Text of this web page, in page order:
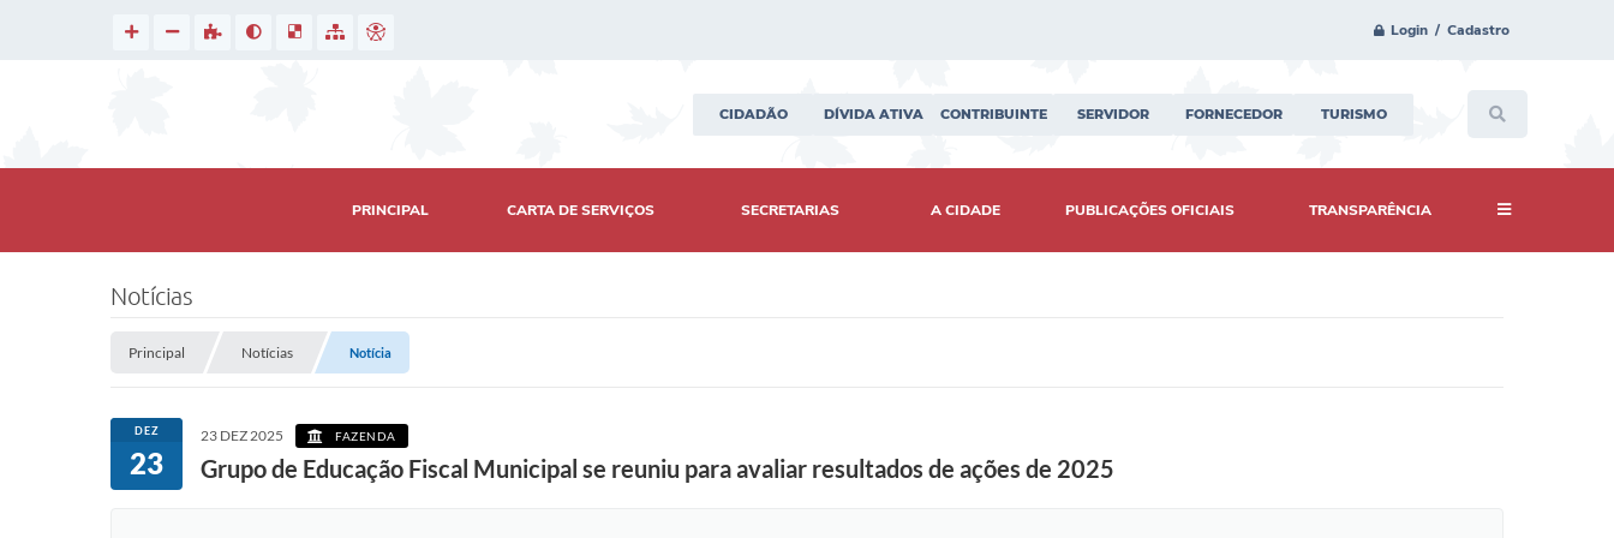
Login / Cadastro
CIDADÃO DÍVIDA ATIVA CONTRIBUINTE SERVIDOR FORNECEDOR TURISMO
PRINCIPAL CARTA DE SERVIÇOS SECRETARIAS A CIDADE PUBLICAÇÕES OFICIAIS TRANSPARÊNCIA
Notícias
Principal Notícias Notícia
DEZ
23
23 DEZ 2025 FAZENDA
Grupo de Educação Fiscal Municipal se reuniu para avaliar resultados de ações de 2025
:
C